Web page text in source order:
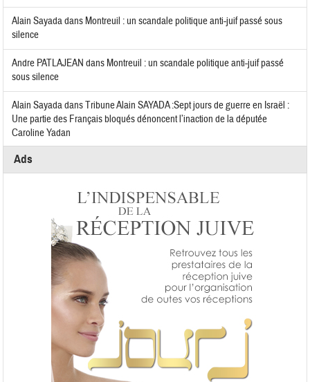
Alain Sayadadans Montreuil : un scandale politique anti-juif passé sous
silence
Andre PATLAJEAN dans Montreuil : un scandale politique anti-juif passé
sous silence
Alain SayadadansTribune Alain SAYADA :Sept jours de guerre en Israël :
Une partie des Français bloqués dénoncent l’inaction de la députée
Caroline Yadan
Ads